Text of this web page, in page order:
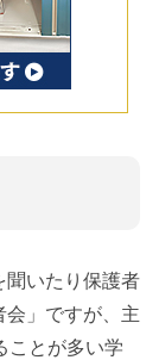
聞いたり保護者
会」ですが、主
ことが多い学